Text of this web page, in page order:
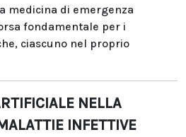
medicina di emergenza
fondamentale per i
ciascuno nel proprio
NELLA
INFETTIVE